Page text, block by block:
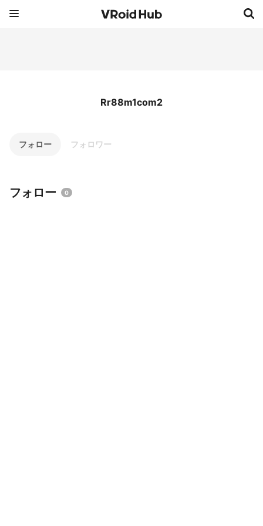
Rr88m1com2
フォロー フォロワー
フォロー 0